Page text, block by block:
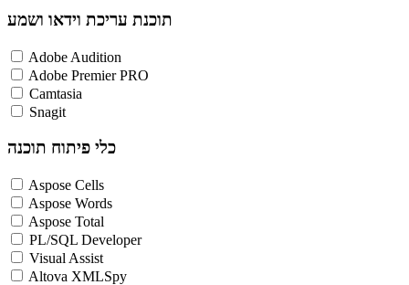
תוכנת עריכת וידאו ושמע
Adobe Audition
Adobe Premier PRO
Camtasia
Snagit
כלי פיתוח תוכנה
Aspose Cells
Aspose Words
Aspose Total
PL/SQL Developer
Visual Assist
Altova XMLSpy